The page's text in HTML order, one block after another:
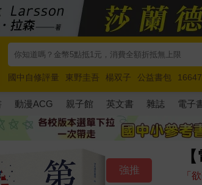
國中自修評量 東野圭吾 楊双子 公益書包
唯紅花綻放
奧德賽 路邊攤新作 馬斯克 玩具總
動漫ACG 親子館 英文書 雜誌 電子
「
強推